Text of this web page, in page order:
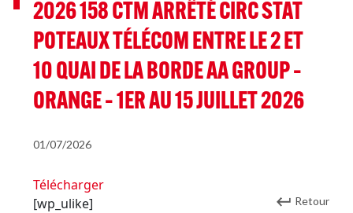
2026 158 CTM ARRÊTÉ CIRC STAT
POTEAUX TÉLÉCOM ENTRE LE 2 ET
10 QUAI DE LA BORDE AA GROUP –
ORANGE – 1ER AU 15 JUILLET 2026
01/07/2026
Télécharger
[wp_ulike]
Retour